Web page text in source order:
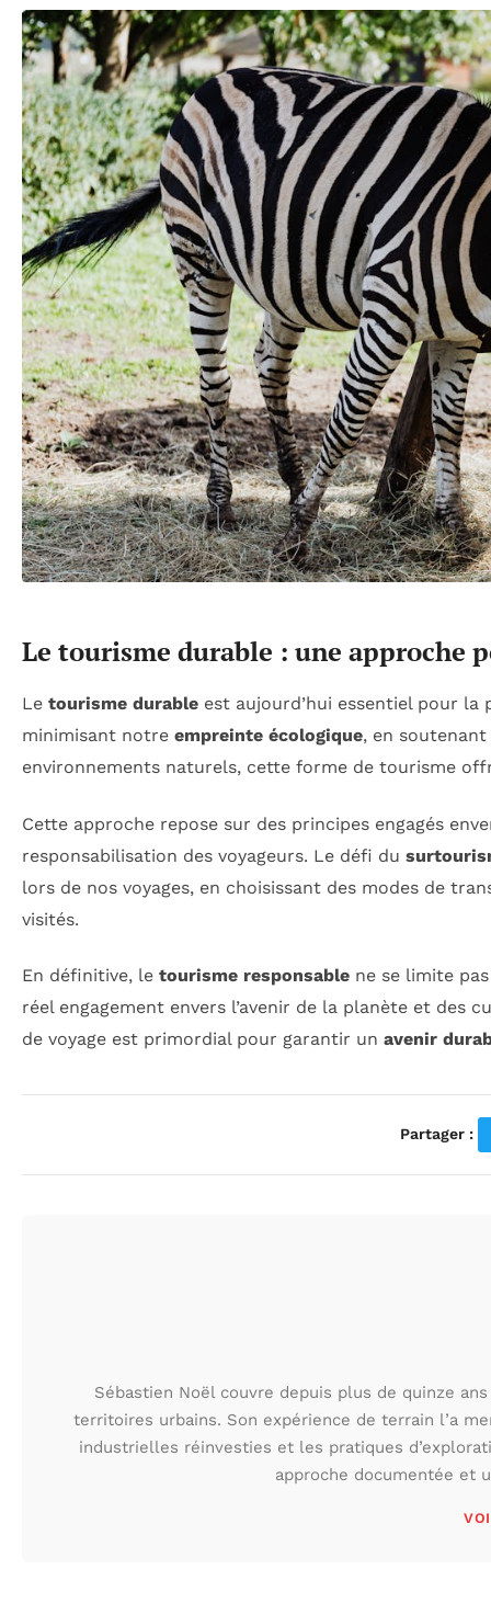
Le tourisme durable : une approche
Le tourisme durable est aujourd’hui essentiel pour
minimisant notre empreinte écologique, en soutenant
environnements naturels, cette forme de tourisme
Cette approche repose sur des principes engagés
responsabilisation des voyageurs. Le défi du
lors de nos voyages, en choisissant des modes de
visités.
En définitive, le tourisme responsable ne se limite
réel engagement envers l’avenir de la planète et des
de voyage est primordial pour garantir un avenir
Partager :
Sébastien Noël couvre depuis plus de quinze
territoires urbains. Son expérience de terrain l’a
industrielles réinvesties et les pratiques
approche documentée et